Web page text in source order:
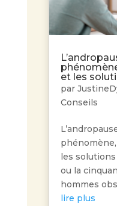
et les
par
Conseils
les
ou la
hommes
lire plus